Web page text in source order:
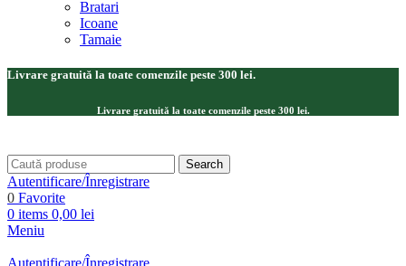
Bratari
Icoane
Tamaie
Livrare gratuită la toate comenzile peste 300 lei.
Livrare gratuită la toate comenzile peste 300 lei.
Search
Autentificare/Înregistrare
0 Favorite
0 items 0,00 lei
Meniu